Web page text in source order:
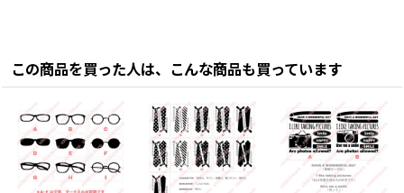
この商品を買った人は、こんな商品も買っています